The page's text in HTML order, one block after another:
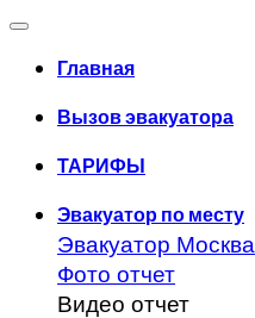
Главная
Вызов эвакуатора
ТАРИФЫ
Эвакуатор по месту
Эвакуатор Москва
Фото отчет
Видео отчет